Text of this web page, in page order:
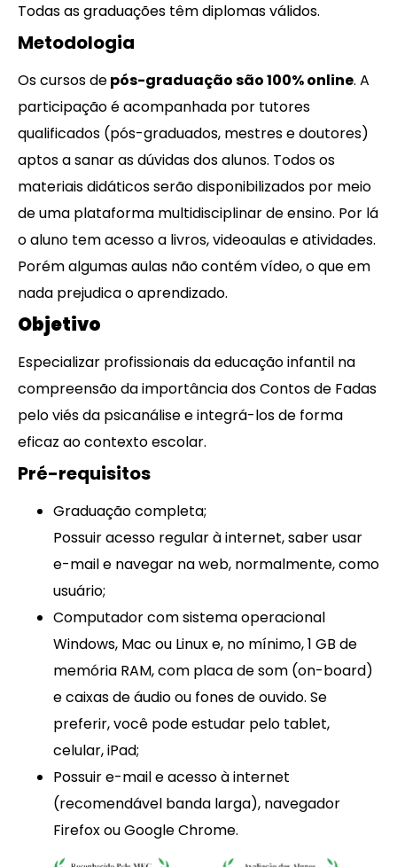
Todas as graduações têm diplomas válidos.
Metodologia
Os cursos depós-graduação são 100% online. A
participação é acompanhada por tutores
qualificados (pós-graduados, mestres e doutores)
aptos a sanar as dúvidas dos alunos. Todos os
materiais didáticos serão disponibilizados por meio
de uma plataforma multidisciplinar de ensino. Por lá
o aluno tem acesso a livros, videoaulas e atividades.
Porém algumas aulas não contém vídeo, o que em
nada prejudica o aprendizado.
Objetivo
Especializar profissionais da educação infantil na
compreensão da importância dos Contos de Fadas
pelo viés da psicanálise e integrá-los de forma
eficaz ao contexto escolar.
Pré-requisitos
Graduação completa;
Possuir acesso regular à internet, saber usar
e-mail e navegar na web, normalmente, como
usuário;
Computador com sistema operacional
Windows, Mac ou Linux e, no mínimo, 1 GB de
memória RAM, com placa de som (on-board)
e caixas de áudio ou fones de ouvido. Se
preferir, você pode estudar pelo tablet,
celular, iPad;
Possuir e-mail e acesso à internet
(recomendável banda larga), navegador
Firefox ou Google Chrome.